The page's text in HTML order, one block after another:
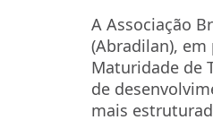
A Associação
(Abradilan),
Maturidade de
de
mais